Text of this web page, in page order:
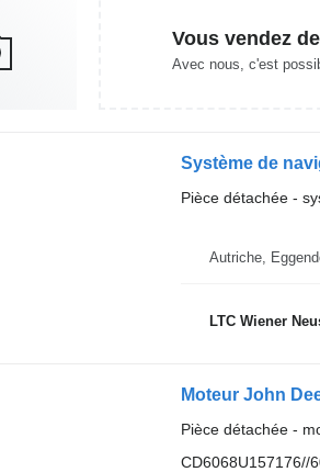
Vous vendez
Avec nous, c'est
Système de
Pièce détachée -
Autriche,
LTC Wiener
Pièce détachée -
CD6068U157176//